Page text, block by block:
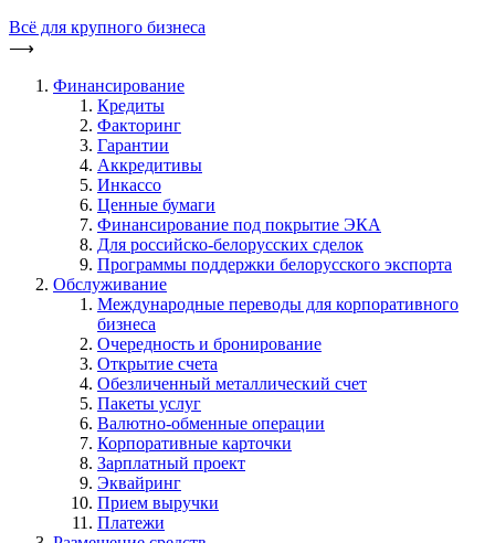
Всё для крупного бизнеса
⟶
Финансирование
Кредиты
Факторинг
Гарантии
Аккредитивы
Инкассо
Ценные бумаги
Финансирование под покрытие ЭКА
Для российско-белорусских сделок
Программы поддержки белорусского экспорта
Обслуживание
Международные переводы для корпоративного
бизнеса
Очередность и бронирование
Открытие счета
Обезличенный металлический счет
Пакеты услуг
Валютно-обменные операции
Корпоративные карточки
Зарплатный проект
Эквайринг
Прием выручки
Платежи